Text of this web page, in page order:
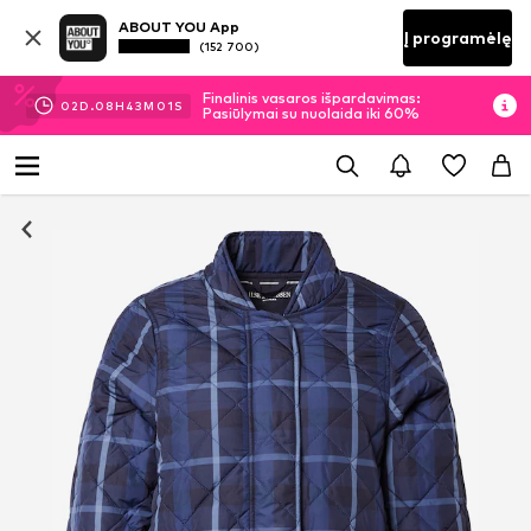
ABOUT YOU App
(152 700) Į programėlę
02D.08H 43M 01 S
Finalinis vasaros išpardavimas:
Pasiūlymai su nuolaida iki 60%